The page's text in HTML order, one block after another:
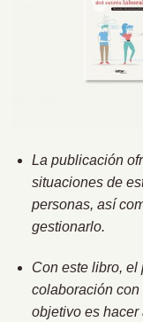
La publicación
situaciones de
personas, así
gestionarlo.
Con este libro, el
colaboración
objetivo es